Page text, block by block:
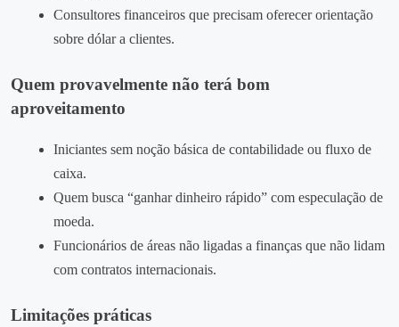
Consultores financeiros que precisam oferecer orientação
sobre dólar a clientes.
Quem provavelmente não terá bom
aproveitamento
Iniciantes sem noção básica de contabilidade ou fluxo de
caixa.
Quem busca “ganhar dinheiro rápido” com especulação de
moeda.
Funcionários de áreas não ligadas a finanças que não lidam
com contratos internacionais.
Limitações práticas